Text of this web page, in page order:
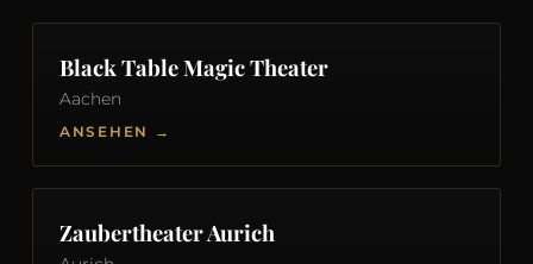
Black Table Magic Theater
Aachen
ANSEHEN →
Zaubertheater Aurich